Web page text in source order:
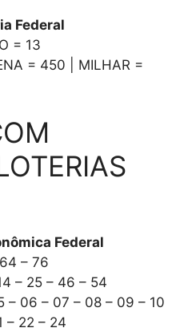
Federal
= 13
= 450 | MILHAR =
Federal
– 76
– 25 – 46 – 54
– 06 – 07 – 08 – 09 – 10
– 22 – 24